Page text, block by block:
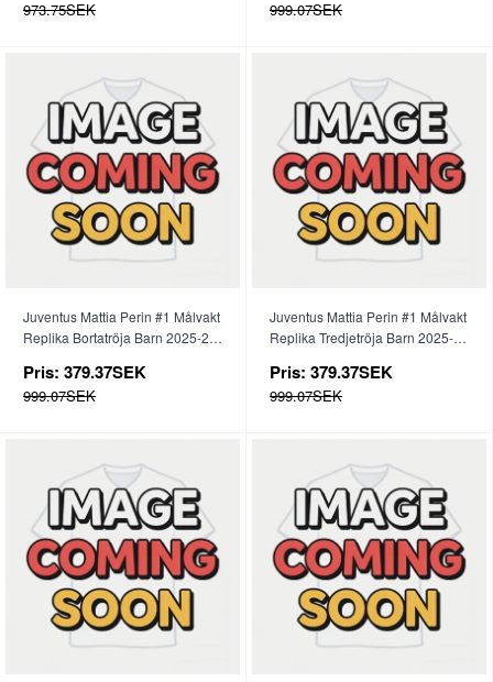
973.75SEK 999.07SEK
Juventus Mattia Perin #1 Målvakt
Replika Bortatröja Barn 2025-26
Pris: 379.37SEK
999.07SEK
Juventus Mattia Perin #1 Målvakt
Replika Tredjetröja Barn 2025-26
Pris: 379.37SEK
999.07SEK